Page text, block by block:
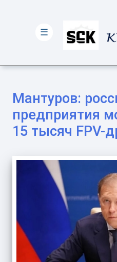
Мантуров:
предприятия
15 тысяч FPV-
☰